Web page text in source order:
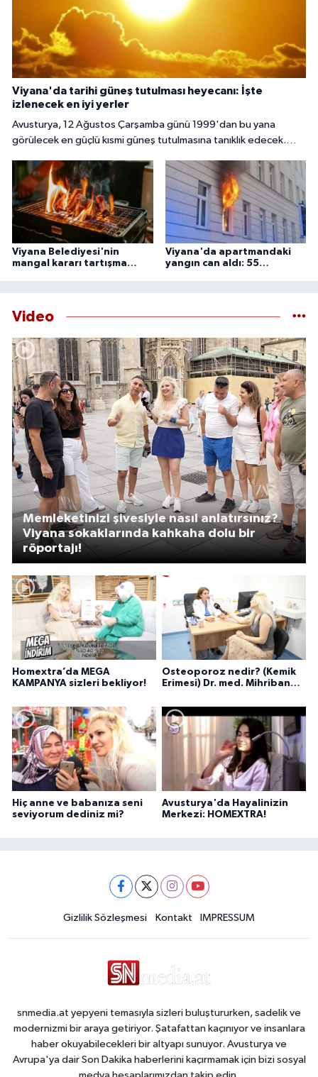
Viyana'da tarihi güneş tutulması heyecanı: İşte
izlenecek en iyi yerler
Avusturya, 12 Ağustos Çarşamba günü 1999'dan bu yana
görülecek en güçlü kısmi güneş tutulmasına tanıklık edecek.
85 ila 89'unun Ay tarafından örtüleceği bu nadir doğa olayını
izlemek için çeşitli noktalarda bir araya gelecek.
Viyana Belediyesi'nin
mangal kararı tartışma
Viyana'da apartmandaki
yangın can aldı: 55
Video
Homextra’da MEGA
KAMPANYA sizleri bekliyor!
Osteoporoz nedir? (Kemik
Erimesi) Dr. med. Mihriban
Memleketinizi şivesiyle nasıl anlatırsınız?
Viyana sokaklarında kahkaha dolu bir
röportajı!
Hiç anne ve babanıza seni
seviyorum dediniz mi?
Avusturya'da Hayalinizin
Merkezi: HOMEXTRA!
Gizlilik Sözleşmesi Kontakt IMPRESSUM
snmedia.at yepyeni temasıyla sizleri buluştururken, sadelik ve
modernizmi bir araya getiriyor. Şatafattan kaçınıyor ve insanlara
haber okuyabilecekleri bir altyapı sunuyor. Avusturya ve
Avrupa'ya dair Son Dakika haberlerini kaçırmamak için bizi sosyal
medya hesaplarımızdan takip edin.